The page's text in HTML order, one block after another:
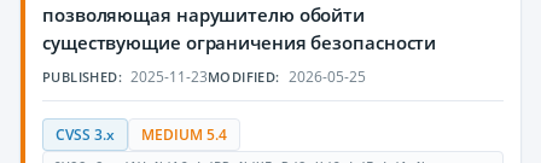
позволяющая нарушителю обойти
существующие ограничения безопасности
PUBLISHED: 2025-11-23MODIFIED: 2026-05-25
CVSS 3.x MEDIUM 5.4